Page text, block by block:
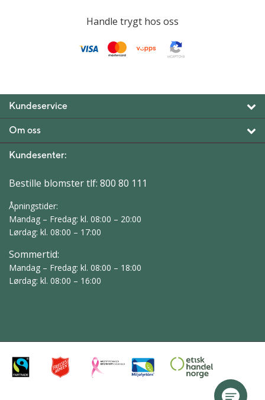
Handle trygt hos oss
Kundeservice
Om oss
Kundesenter:
Bestille blomster tlf: 800 80 111
Åpningstider:
Mandag – Fredag: kl. 08:00 – 20:00
Lørdag: kl. 08:00 – 17:00
Sommertid:
Mandag – Fredag: kl. 08:00 – 18:00
Lørdag: kl. 08:00 – 16:00